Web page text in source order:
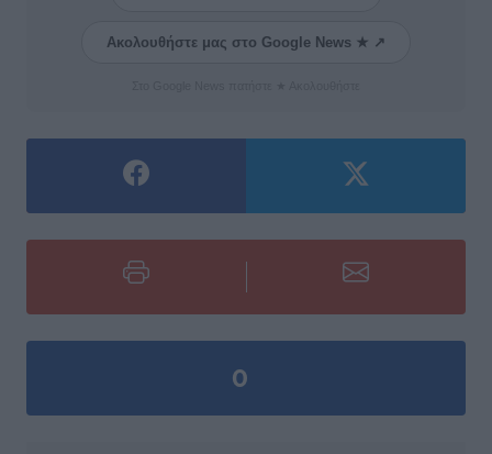
Ακολουθήστε μας στο Google News ★ ↗
0